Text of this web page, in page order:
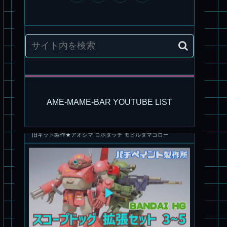
AME-MAME-BAR YOUTUBE LIST
パチ組塗装★バンダイ HG スコープドッグ拡張セット3～5
ブルーティッシュドッグ &
スコープドッグ サンサ戦 リーマン少佐機